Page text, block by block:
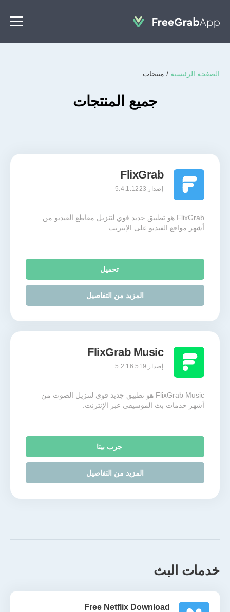
الصفحة الرئيسية / منتجات
جميع المنتجات
FlixGrab
إصدار 5.4.1.1223
FlixGrab هو تطبيق جديد قوي لتنزيل مقاطع الفيديو من
أشهر مواقع الفيديو على الإنترنت.
تحميل
المزيد من التفاصيل
FlixGrab Music
إصدار 5.2.16.519
FlixGrab Music هو تطبيق جديد قوي لتنزيل الصوت من
أشهر خدمات بث الموسيقى عبر الإنترنت.
جرب بيتا
المزيد من التفاصيل
خدمات البث
Free Netflix Download